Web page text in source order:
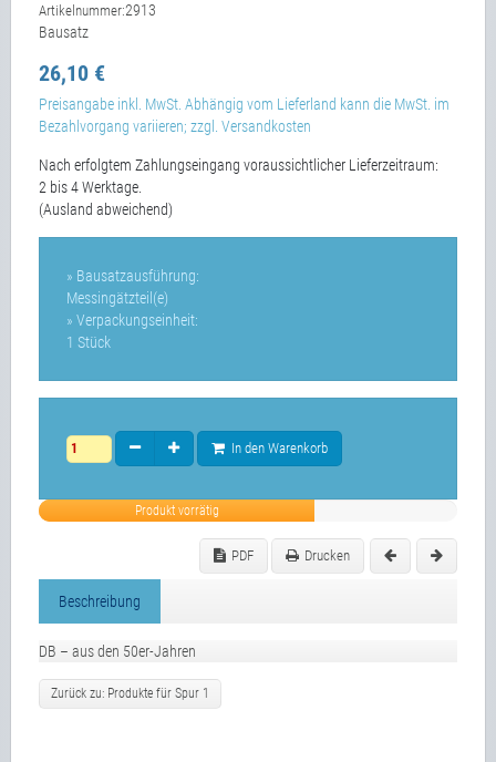
Artikelnummer:2913
Bausatz
26,10 €
Preisangabe inkl. MwSt. Abhängig vom Lieferland kann die MwSt. im
Bezahlvorgang variieren; zzgl. Versandkosten
Nach erfolgtem Zahlungseingang voraussichtlicher Lieferzeitraum:
2 bis 4 Werktage.
(Ausland abweichend)
» Bausatzausführung:
Messingätzteil(e)
» Verpackungseinheit:
1 Stück
In den Warenkorb
Produkt vorrätig
PDF Drucken
Beschreibung
DB – aus den 50er-Jahren
Zurück zu: Produkte für Spur 1